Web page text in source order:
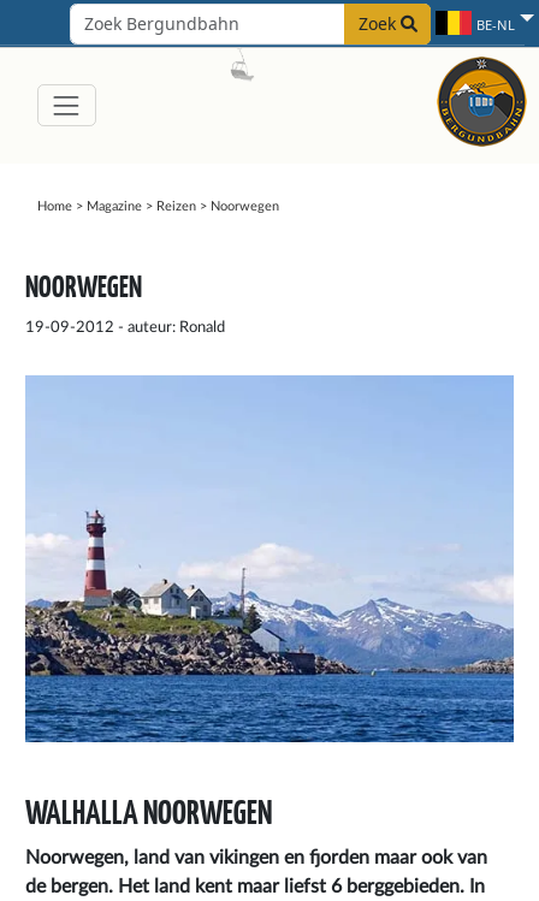
Zoek BE-NL
Home> Magazine> Reizen> Noorwegen
NOORWEGEN
19-09-2012 - auteur: Ronald
WALHALLA NOORWEGEN
Noorwegen, land van vikingen en fjorden maar ook van
de bergen. Het land kent maar liefst 6 berggebieden. In